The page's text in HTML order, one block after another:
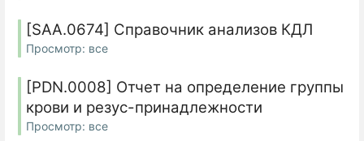
[SAA.0674] Справочник анализов КДЛ
Просмотр: все
[PDN.0008] Отчет на определение группы
крови и резус-принадлежности
Просмотр: все